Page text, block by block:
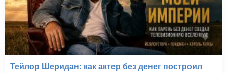
Тейлор Шеридан: как актер без денег построил